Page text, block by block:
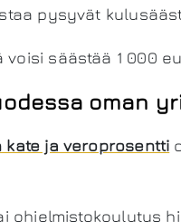
pysyvät
säästää 1 000
oman
kate ja veroprosentti
ohjelmistokoulutus